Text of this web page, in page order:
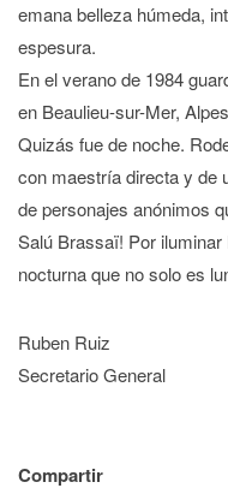
emana belleza húmeda,
espesura.
En el verano de 1984
en Beaulieu-sur-Mer,
Quizás fue de noche.
con maestría directa y de
de personajes anónimos
Salú Brassaï! Por
nocturna que no solo es
Ruben Ruiz
Secretario General
Compartir